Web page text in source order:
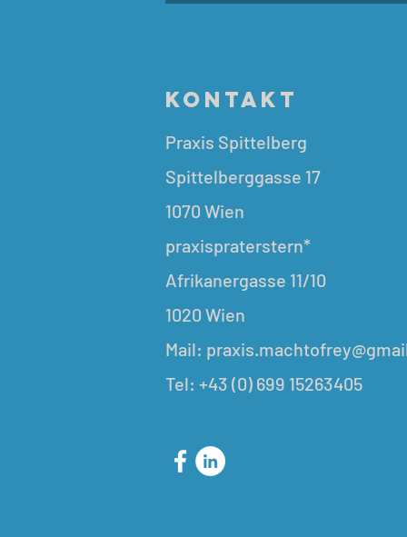
KONTAKT
Praxis Spittelberg
Spittelberggasse 17
1070 Wien
praxispraterstern*
Afrikanergasse 11/10
1020 Wien
Mail:
Tel: +43 (0) 699 15263405